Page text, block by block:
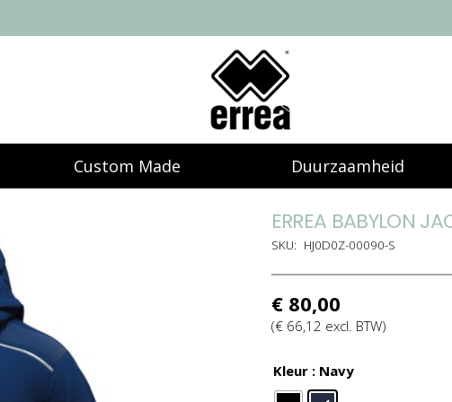
Custom Made Duurzaamheid
ERREA BABYLON
SKU: HJ0D0Z-00090-S
€80,00
(€66,12 excl. BTW)
Kleur : Navy